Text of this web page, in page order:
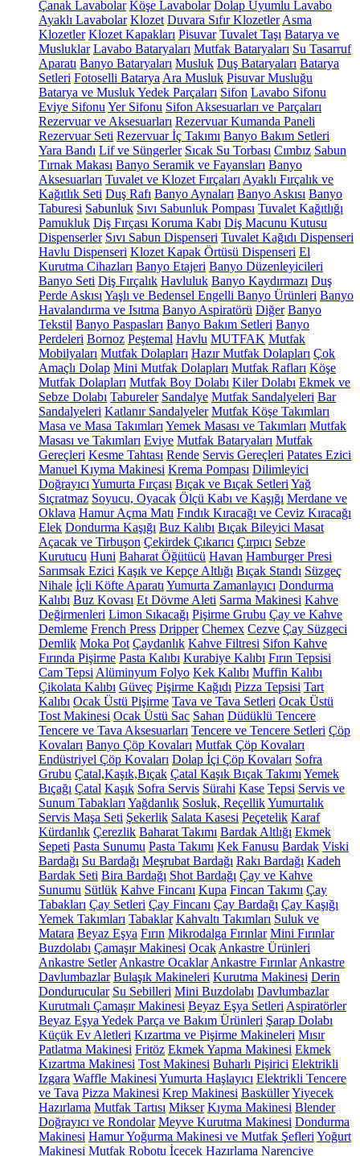
Çanak Lavabolar Köşe Lavabolar Dolap Uyumlu Lavabo
Ayaklı Lavabolar Klozet Duvara Sıfır Klozetler Asma
Klozetler Klozet Kapakları Pisuvar Tuvalet Taşı Batarya ve
Musluklar Lavabo Bataryaları Mutfak Bataryaları Su Tasarruf
Aparatı Banyo Bataryaları Musluk Duş Bataryaları Batarya
Setleri Fotoselli Batarya Ara Musluk Pisuvar Musluğu
Batarya ve Musluk Yedek Parçaları Sifon Lavabo Sifonu
Eviye Sifonu Yer Sifonu Sifon Aksesuarları ve Parçaları
Rezervuar ve Aksesuarları Rezervuar Kumanda Paneli
Rezervuar Seti Rezervuar İç Takımı Banyo Bakım Setleri
Yara Bandı Lif ve Süngerler Sıcak Su Torbası Cımbız Sabun
Tırnak Makası Banyo Seramik ve Fayansları Banyo
Aksesuarları Tuvalet ve Klozet Fırçaları Ayaklı Fırçalık ve
Kağıtlık Seti Duş Rafı Banyo Aynaları Banyo Askısı Banyo
Taburesi Sabunluk Sıvı Sabunluk Pompası Tuvalet Kağıtlığı
Pamukluk Diş Fırçası Koruma Kabı Diş Macunu Kutusu
Dispenserler Sıvı Sabun Dispenseri Tuvalet Kağıdı Dispenseri
Havlu Dispenseri Klozet Kapak Örtüsü Dispenseri El
Kurutma Cihazları Banyo Etajeri Banyo Düzenleyicileri
Banyo Seti Diş Fırçalık Havluluk Banyo Kaydırmazı Duş
Perde Askısı Yaşlı ve Bedensel Engelli Banyo Ürünleri Banyo
Havalandırma ve Isıtma Banyo Aspiratörü Diğer Banyo
Tekstil Banyo Paspasları Banyo Bakım Setleri Banyo
Perdeleri Bornoz Peştemal Havlu MUTFAK Mutfak
Mobilyaları Mutfak Dolapları Hazır Mutfak Dolapları Çok
Amaçlı Dolap Mini Mutfak Dolapları Mutfak Rafları Köşe
Mutfak Dolapları Mutfak Boy Dolabı Kiler Dolabı Ekmek ve
Sebze Dolabı Tabureler Sandalye Mutfak Sandalyeleri Bar
Sandalyeleri Katlanır Sandalyeler Mutfak Köşe Takımları
Masa ve Masa Takımları Yemek Masası ve Takımları Mutfak
Masası ve Takımları Eviye Mutfak Bataryaları Mutfak
Gereçleri Kesme Tahtası Rende Servis Gereçleri Patates Ezici
Manuel Kıyma Makinesi Krema Pompası Dilimleyici
Doğrayıcı Yumurta Fırçası Bıçak ve Bıçak Setleri Yağ
Sıçratmaz Soyucu, Oyacak Ölçü Kabı ve Kaşığı Merdane ve
Oklava Hamur Açma Matı Fındık Kıracağı ve Ceviz Kıracağı
Elek Dondurma Kaşığı Buz Kalıbı Bıçak Bileyici Masat
Açacak ve Tirbuşon Çekirdek Çıkarıcı Çırpıcı Sebze
Kurutucu Huni Baharat Öğütücü Havan Hamburger Presi
Sarımsak Ezici Kaşık ve Kepçe Altlığı Bıçak Standı Süzgeç
Nihale İçli Köfte Aparatı Yumurta Zamanlayıcı Dondurma
Kalıbı Buz Kovası Et Dövme Aleti Sarma Makinesi Kahve
Değirmenleri Limon Sıkacağı Pişirme Grubu Çay ve Kahve
Demleme French Press Dripper Chemex Cezve Çay Süzgeci
Demlik Moka Pot Çaydanlık Kahve Filtresi Sifon Kahve
Fırında Pişirme Pasta Kalıbı Kurabiye Kalıbı Fırın Tepsisi
Cam Tepsi Alüminyum Folyo Kek Kalıbı Muffin Kalıbı
Çikolata Kalıbı Güveç Pişirme Kağıdı Pizza Tepsisi Tart
Kalıbı Ocak Üstü Pişirme Tava ve Tava Setleri Ocak Üstü
Tost Makinesi Ocak Üstü Sac Sahan Düdüklü Tencere
Tencere ve Tava Aksesuarları Tencere ve Tencere Setleri Çöp
Kovaları Banyo Çöp Kovaları Mutfak Çöp Kovaları
Endüstriyel Çöp Kovaları Dolap İçi Çöp Kovaları Sofra
Grubu Çatal,Kaşık,Bıçak Çatal Kaşık Bıçak Takımı Yemek
Bıçağı Çatal Kaşık Sofra Servis Sürahi Kase Tepsi Servis ve
Sunum Tabakları Yağdanlık Sosluk, ReçellikYumurtalık
Servis Maşa Seti Şekerlik Salata Kasesi Peçetelik Karaf
Kürdanlık Çerezlik Baharat Takımı Bardak Altlığı Ekmek
Sepeti Pasta Sunumu Pasta Takımı Kek Fanusu Bardak Viski
Bardağı Su Bardağı Meşrubat Bardağı Rakı Bardağı Kadeh
Bardak Seti Bira Bardağı Shot Bardağı Çay ve Kahve
Sunumu Sütlük Kahve Fincanı Kupa Fincan Takımı Çay
Tabakları Çay Setleri Çay Fincanı Çay Bardağı Çay Kaşığı
Yemek Takımları Tabaklar Kahvaltı Takımları Suluk ve
Matara Beyaz Eşya Fırın Mikrodalga Fırınlar Mini Fırınlar
Buzdolabı Çamaşır Makinesi Ocak Ankastre Ürünleri
Ankastre Setler Ankastre Ocaklar Ankastre Fırınlar Ankastre
Davlumbazlar Bulaşık Makineleri Kurutma Makinesi Derin
Dondurucular Su Sebilleri Mini Buzdolabı Davlumbazlar
Kurutmalı Çamaşır Makinesi Beyaz Eşya Setleri Aspiratörler
Beyaz Eşya Yedek Parça ve Bakım Ürünleri Şarap Dolabı
Küçük Ev Aletleri Kızartma ve Pişirme Makineleri Mısır
Patlatma Makinesi Fritöz Ekmek Yapma Makinesi Ekmek
Kızartma Makinesi Tost Makinesi Buharlı Pişirici Elektrikli
Izgara Waffle Makinesi Yumurta Haşlayıcı Elektrikli Tencere
ve Tava Pizza Makinesi Krep Makinesi BasküllerYiyecek
Hazırlama Mutfak Tartısı Mikser Kıyma Makinesi Blender
Doğrayıcı ve Rondolar Meyve Kurutma Makinesi Dondurma
Makinesi Hamur Yoğurma Makinesi ve Mutfak Şefleri Yoğurt
Makinesi Mutfak Robotu İçecek Hazırlama Narenciye